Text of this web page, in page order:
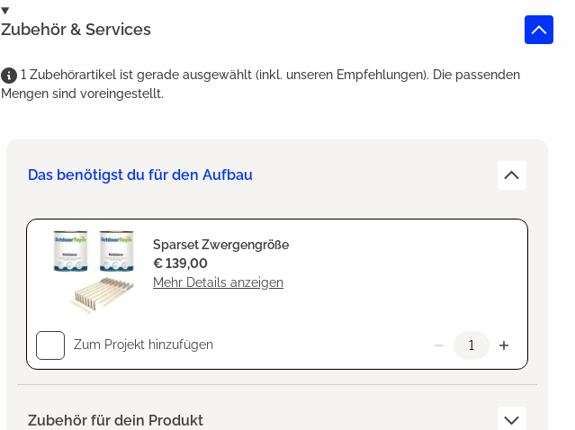
Zubehör & Services
1 Zubehörartikel ist gerade ausgewählt (inkl. unseren Empfehlungen). Die passenden
Mengen sind voreingestellt.
Das benötigst du für den Aufbau
Sparset Zwergengröße
Mehr Details anzeigen
€ 139,00
Zum Projekt hinzufügen
Zubehör für dein Produkt